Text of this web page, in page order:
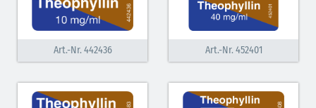
Art.-Nr. 442436 Art.-Nr. 452401